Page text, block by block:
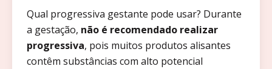
Qual progressiva gestante pode usar? Durante
a gestação, não é recomendado realizar
progressiva, pois muitos produtos alisantes
contêm substâncias com alto potencial